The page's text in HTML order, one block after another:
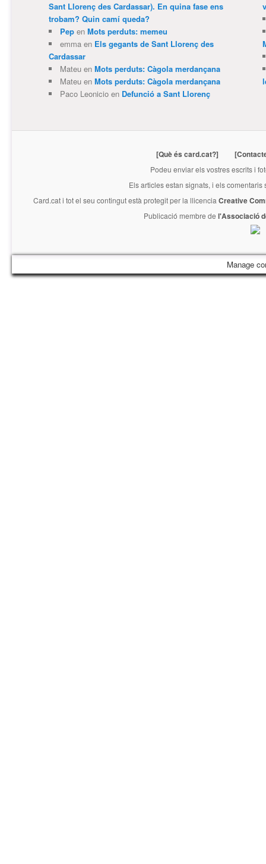
Sant Llorenç des Cardassar). En quina fase ens
trobam? Quin camí queda?
Pepen Mots perduts: memeu
emmaen Els gegants de Sant Llorenç des
Cardassar
Mateuen Mots perduts: Càgola merdançana
Mateuen Mots perduts: Càgola merdançana
Paco Leonicioen Defunció a Sant Llorenç
[Què és card.cat?]
Podeu enviar els vostres escrits i
Els articles estan signats, i els
Card.cati tot el seu contingut està protegit per la llicencia Creative
Publicació membre de l'Associació
Manage